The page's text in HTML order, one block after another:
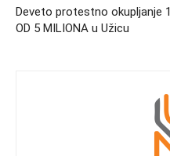
Deveto protestno okupljanje 1
OD 5 MILIONA u Užicu